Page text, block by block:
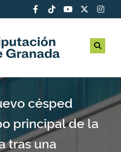
césped
principal de la
tras una